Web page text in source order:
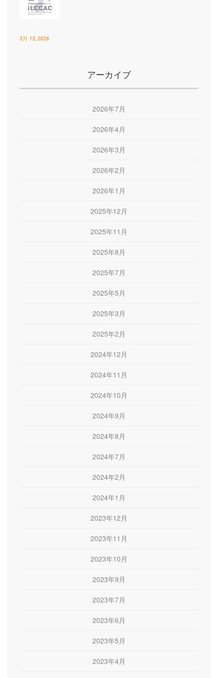
3月 13, 2026
アーカイブ
2026年7月
2026年4月
2026年3月
2026年2月
2026年1月
2025年12月
2025年11月
2025年8月
2025年7月
2025年5月
2025年3月
2025年2月
2024年12月
2024年11月
2024年10月
2024年9月
2024年8月
2024年7月
2024年2月
2024年1月
2023年12月
2023年11月
2023年10月
2023年9月
2023年7月
2023年6月
2023年5月
2023年4月